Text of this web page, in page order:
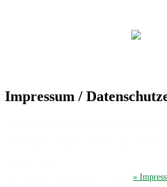
Impressum /
»